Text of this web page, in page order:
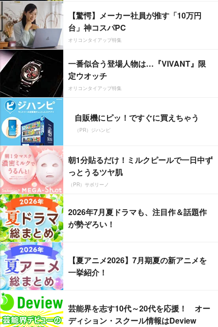
【驚愕】メーカー社員が推す「10万円
台」神コスパPC
オリコンタイアップ特集
一番似合う登場人物は…『VIVANT』限
定ウオッチ
オリコンタイアップ特集
自販機にピッ！ですぐに買えちゃう
（PR）ジハンピ
朝1分貼るだけ！ミルクピールで一日中ず
っとうるツヤ肌
（PR）サボリーノ
2026年7月夏ドラマも、注目作＆話題作
が勢ぞろい！
【夏アニメ2026】7月期夏の新アニメを
一挙紹介！
芸能界を志す10代～20代を応援！ オー
ディション・スクール情報はDeview